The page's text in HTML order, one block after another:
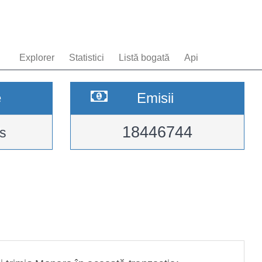
Explorer Statistici Listă bogată Api
Emisii
18446744